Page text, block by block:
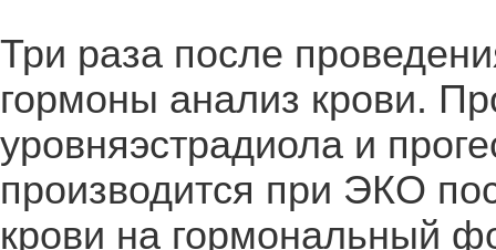
Три раза после
гормоны анализ крови.
уровняэстрадиола и
производится при ЭКО
крови на гормональный